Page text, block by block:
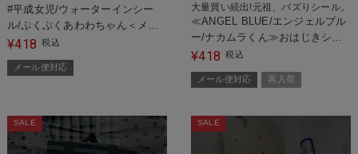
#平成女児/ウォーターインシー
ル/ぷくぷくあわわちゃん＜メー
ル便対応＞
¥418 税込
メール便対応
大量買い続出!元祖、バズりシール。
≪ANGEL BLUE/エンジェルブル
ー/ナカムラくん≫おはじきシー
ル/#平成女児＜メール便対応＞
¥418 税込
メール便対応 再入荷
SALE SALE